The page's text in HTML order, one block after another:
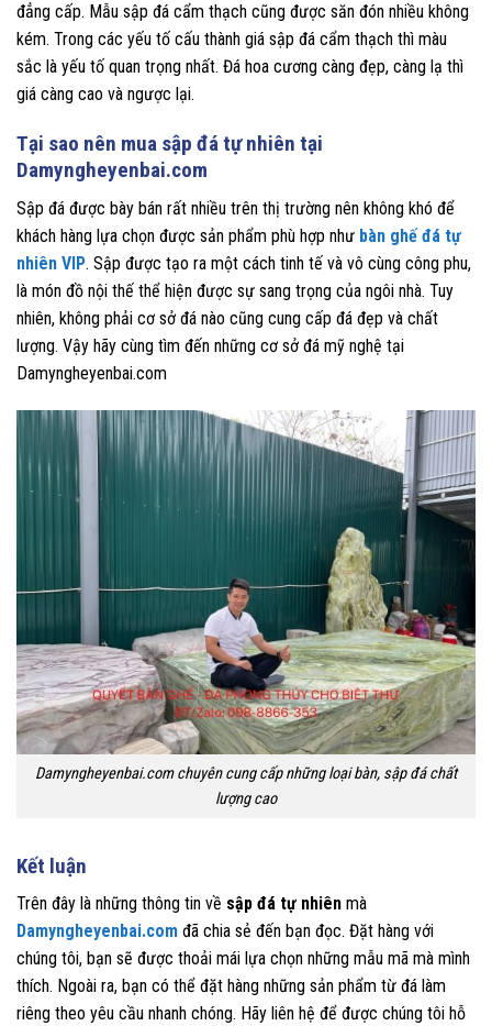
đẳng cấp. Mẫu sập đá cẩm thạch cũng được săn đón nhiều không
kém. Trong các yếu tố cấu thành giá sập đá cẩm thạch thì màu
sắc là yếu tố quan trọng nhất. Đá hoa cương càng đẹp, càng lạ thì
giá càng cao và ngược lại.
Tại sao nên mua sập đá tự nhiên tại
Damyngheyenbai.com
Sập đá được bày bán rất nhiều trên thị trường nên không khó để
khách hàng lựa chọn được sản phẩm phù hợp như bàn ghế đá tự
nhiên VIP. Sập được tạo ra một cách tinh tế và vô cùng công phu,
là món đồ nội thế thể hiện được sự sang trọng của ngôi nhà. Tuy
nhiên, không phải cơ sở đá nào cũng cung cấp đá đẹp và chất
lượng. Vậy hãy cùng tìm đến những cơ sở đá mỹ nghệ tại
Damyngheyenbai.com
Damyngheyenbai.com chuyên cung cấp những loại bàn, sập đá chất
lượng cao
Kết luận
Trên đây là những thông tin về sập đá tự nhiên mà
Damyngheyenbai.com đã chia sẻ đến bạn đọc. Đặt hàng với
chúng tôi, bạn sẽ được thoải mái lựa chọn những mẫu mã mà mình
thích. Ngoài ra, bạn có thể đặt hàng những sản phẩm từ đá làm
riêng theo yêu cầu nhanh chóng. Hãy liên hệ để được chúng tôi hỗ